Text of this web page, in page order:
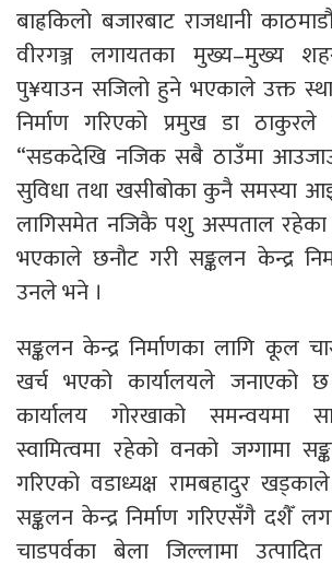
बाह्रकिलो बजारबाट राजधानी
वीरगञ्ज लगायतका मुख्य–मुख्य
पु¥याउन सजिलो हुने भएकाले उक्त
निर्माण गरिएको प्रमुख डा ठाकुरले
“सडकदेखि नजिक सबै ठाउँमा आउजाउ
सुविधा तथा खसीबोका कुनै समस्या
लागिसमेत नजिकै पशु अस्पताल रहेका
भएकाले छनौट गरी सङ्कलन केन्द्र
उनले भने ।
सङ्कलन केन्द्र निर्माणका लागि कूल
खर्च भएको कार्यालयले जनाएको
कार्यालय गोरखाको समन्वयमा
स्वामित्वमा रहेको वनको जग्गामा
गरिएको वडाध्यक्ष रामबहादुर
सङ्कलन केन्द्र निर्माण गरिएसँगै दशैँ
चाडपर्वका बेला जिल्लामा